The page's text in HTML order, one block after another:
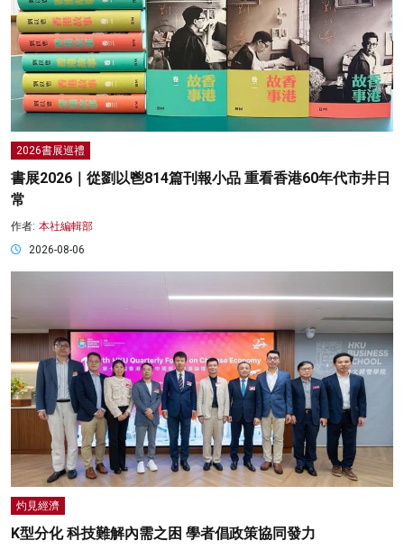
2026書展巡禮
書展2026｜從劉以鬯814篇刊報小品 重看香港60年代市井日
常
作者: 本社編輯部
2026-08-06
灼見經濟
K型分化 科技難解內需之困 學者倡政策協同發力